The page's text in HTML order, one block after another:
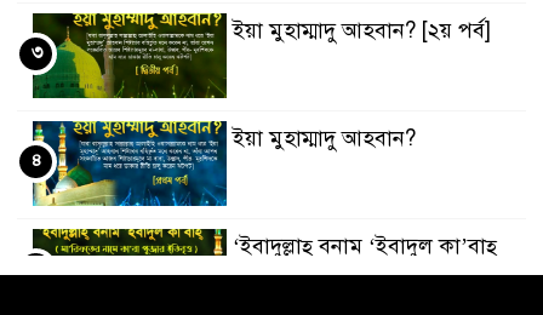
ইয়া মুহাম্মাদু আহবান? [২য় পর্ব]
৩
ইয়া মুহাম্মাদু আহবান?
৪
‘ইবাদুল্লাহ্ বনাম ‘ইবাদুল কা’বাহ্